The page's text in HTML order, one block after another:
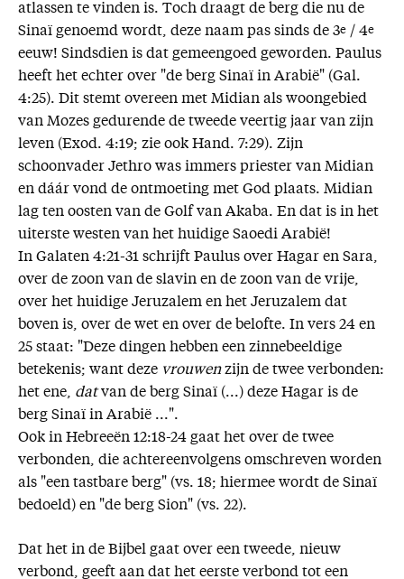
atlassen te vinden is. Toch draagt de berg die nu de
Sinaï genoemd wordt, deze naam pas sinds de 3e / 4e
eeuw! Sindsdien is dat gemeengoed geworden. Paulus
heeft het echter over "de berg Sinaï in Arabië" (Gal.
4:25). Dit stemt overeen met Midian als woongebied
van Mozes gedurende de tweede veertig jaar van zijn
leven (Exod. 4:19; zie ook Hand. 7:29). Zijn
schoonvader Jethro was immers priester van Midian
en dáár vond de ontmoeting met God plaats. Midian
lag ten oosten van de Golf van Akaba. En dat is in het
uiterste westen van het huidige Saoedi Arabië!
In Galaten 4:21-31 schrijft Paulus over Hagar en Sara,
over de zoon van de slavin en de zoon van de vrije,
over het huidige Jeruzalem en het Jeruzalem dat
boven is, over de wet en over de belofte. In vers 24 en
25 staat: "Deze dingen hebben een zinnebeeldige
betekenis; want deze vrouwenzijn de twee verbonden:
het ene, datvan de berg Sinaï (...) deze Hagar is de
berg Sinaï in Arabië ...".
Ook in Hebreeën 12:18-24 gaat het over de twee
verbonden, die achtereenvolgens omschreven worden
als "een tastbare berg" (vs. 18; hiermee wordt de Sinaï
bedoeld) en "de berg Sion" (vs. 22).
Dat het in de Bijbel gaat over een tweede, nieuw
verbond, geeft aan dat het eerste verbond tot een